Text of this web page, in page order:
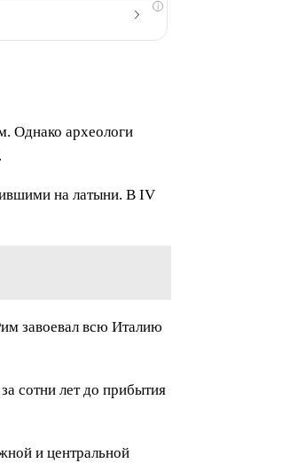
i
Однако археологи
на латыни. В IV
завоевал всю Италию
сотни лет до прибытия
и центральной